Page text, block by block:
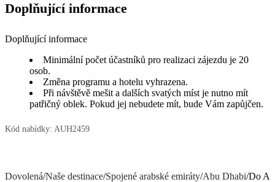
Doplňující informace
Doplňující informace
Minimální počet účastníků pro realizaci zájezdu je 20
osob.
Změna programu a hotelu vyhrazena.
Při návštěvě mešit a dalších svatých míst je nutno mít
patřičný oblek. Pokud jej nebudete mít, bude Vám zapůjčen.
Kód nabídky: AUH2459
Dovolená/Naše destinace/Spojené arabské emiráty/Abu Dhabi/Do